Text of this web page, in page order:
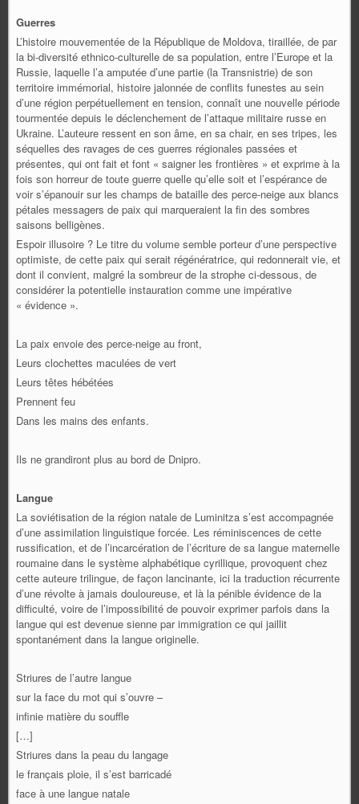
Guerres
L’histoire mouvementée de la République de Moldova, tiraillée, de par
la bi-diversité ethnico-culturelle de sa population, entre l’Europe et la
Russie, laquelle l’a amputée d’une partie (la Transnistrie) de son
territoire immémorial, histoire jalonnée de conflits funestes au sein
d’une région perpétuellement en tension, connaît une nouvelle période
tourmentée depuis le déclenchement de l’attaque militaire russe en
Ukraine. L’auteure ressent en son âme, en sa chair, en ses tripes, les
séquelles des ravages de ces guerres régionales passées et
présentes, qui ont fait et font « saigner les frontières » et exprime à la
fois son horreur de toute guerre quelle qu’elle soit et l’espérance de
voir s’épanouir sur les champs de bataille des perce-neige aux blancs
pétales messagers de paix qui marqueraient la fin des sombres
saisons belligènes.
Espoir illusoire ? Le titre du volume semble porteur d’une perspective
optimiste, de cette paix qui serait régénératrice, qui redonnerait vie, et
dont il convient, malgré la sombreur de la strophe ci-dessous, de
considérer la potentielle instauration comme une impérative
« évidence ».
La paix envoie des perce-neige au front,
Leurs clochettes maculées de vert
Leurs têtes hébétées
Prennent feu
Dans les mains des enfants.
Ils ne grandiront plus au bord de Dnipro.
Langue
La soviétisation de la région natale de Luminitza s’est accompagnée
d’une assimilation linguistique forcée. Les réminiscences de cette
russification, et de l’incarcération de l’écriture de sa langue maternelle
roumaine dans le système alphabétique cyrillique, provoquent chez
cette auteure trilingue, de façon lancinante, ici la traduction récurrente
d’une révolte à jamais douloureuse, et là la pénible évidence de la
difficulté, voire de l’impossibilité de pouvoir exprimer parfois dans la
langue qui est devenue sienne par immigration ce qui jaillit
spontanément dans la langue originelle.
Striures de l’autre langue
sur la face du mot qui s’ouvre –
infinie matière du souffle
[…]
Striures dans la peau du langage
le français ploie, il s’est barricadé
face à une langue natale